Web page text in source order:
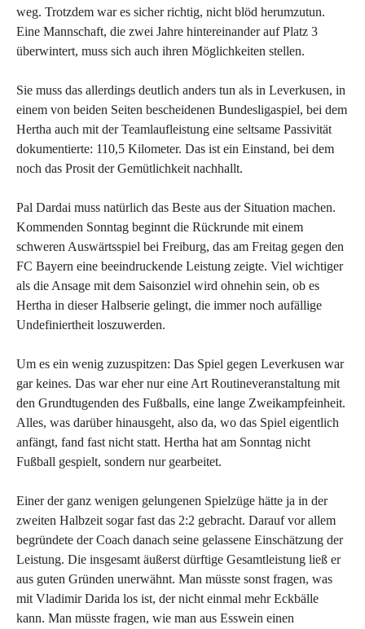
weg. Trotzdem war es sicher richtig, nicht blöd herumzutun.
Eine Mannschaft, die zwei Jahre hintereinander auf Platz 3
überwintert, muss sich auch ihren Möglichkeiten stellen.
Sie muss das allerdings deutlich anders tun als in Leverkusen, in
einem von beiden Seiten bescheidenen Bundesligaspiel, bei dem
Hertha auch mit der Teamlaufleistung eine seltsame Passivität
dokumentierte: 110,5 Kilometer. Das ist ein Einstand, bei dem
noch das Prosit der Gemütlichkeit nachhallt.
Pal Dardai muss natürlich das Beste aus der Situation machen.
Kommenden Sonntag beginnt die Rückrunde mit einem
schweren Auswärtsspiel bei Freiburg, das am Freitag gegen den
FC Bayern eine beeindruckende Leistung zeigte. Viel wichtiger
als die Ansage mit dem Saisonziel wird ohnehin sein, ob es
Hertha in dieser Halbserie gelingt, die immer noch aufällige
Undefiniertheit loszuwerden.
Um es ein wenig zuzuspitzen: Das Spiel gegen Leverkusen war
gar keines. Das war eher nur eine Art Routineveranstaltung mit
den Grundtugenden des Fußballs, eine lange Zweikampfeinheit.
Alles, was darüber hinausgeht, also da, wo das Spiel eigentlich
anfängt, fand fast nicht statt. Hertha hat am Sonntag nicht
Fußball gespielt, sondern nur gearbeitet.
Einer der ganz wenigen gelungenen Spielzüge hätte ja in der
zweiten Halbzeit sogar fast das 2:2 gebracht. Darauf vor allem
begründete der Coach danach seine gelassene Einschätzung der
Leistung. Die insgesamt äußerst dürftige Gesamtleistung ließ er
aus guten Gründen unerwähnt. Man müsste sonst fragen, was
mit Vladimir Darida los ist, der nicht einmal mehr Eckbälle
kann. Man müsste fragen, wie man aus Esswein einen